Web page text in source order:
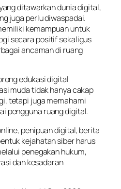
ditawarkan dunia digital,
juga perlu diwaspadai.
kemampuan untuk
secara positif sekaligus
ancaman di ruang
edukasi digital
muda tidak hanya cakap
tetapi juga memahami
pengguna ruang digital.
penipuan digital, berita
kejahatan siber harus
penegakan hukum,
dan kesadaran